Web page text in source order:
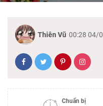
Thiên Vũ 00:28 04/
Chuẩn bị